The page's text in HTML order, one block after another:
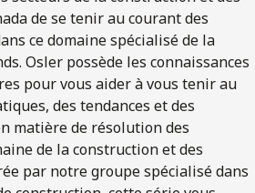
de se tenir au courant des
ce domaine spécialisé de la
Osler possède les connaissances
pour vous aider à vous tenir au
des tendances et des
matière de résolution des
de la construction et des
par notre groupe spécialisé dans